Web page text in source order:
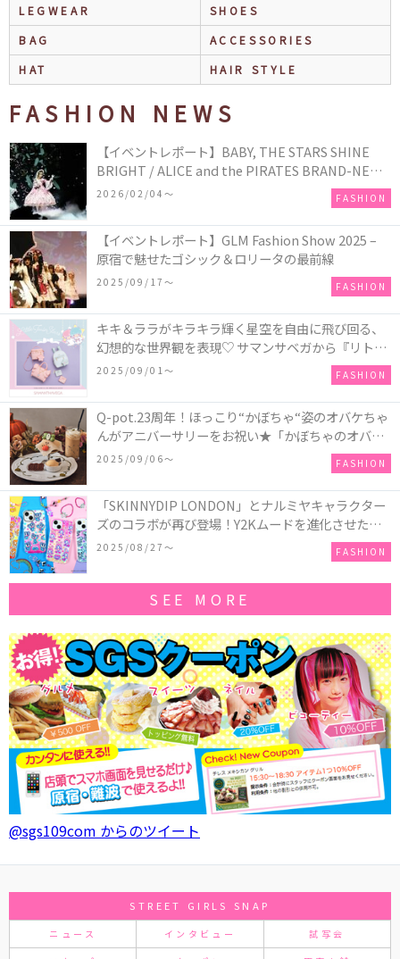
LEGWEAR
SHOES
BAG
ACCESSORIES
HAT
HAIR STYLE
FASHION NEWS
【イベントレポート】BABY, THE STARS SHINE
BRIGHT / ALICE and the PIRATES BRAND-NEW
COLLECTION in TOKYO
2026/02/04〜 FASHION
【イベントレポート】GLM Fashion Show 2025 –
原宿で魅せたゴシック＆ロリータの最前線
2025/09/17〜 FASHION
キキ＆ララがキラキラ輝く星空を自由に飛び回る、
幻想的な世界観を表現♡ サマンサベガから『リトル
ツインスターズ』50周年アニバーサリーイヤー』を
2025/09/01〜 FASHION
Q-pot.23周年！ほっこり“かぼちゃ“姿のオバケちゃ
んがアニバーサリーをお祝い★「かぼちゃのオバケ
ーキアクセサリー」が新発売！Q-pot CAFE.では
「かぼちゃのオバケーキプレート」も登場
2025/09/06〜 FASHION
「SKINNYDIP LONDON」とナルミヤキャラクター
ズのコラボが再び登場！Y2Kムードを進化させた新
作コレクションを発売♪
2025/08/27〜 FASHION
SEE MORE
@sgs109com からのツイート
STREET GIRLS SNAP
ニュース インタビュー 試写会